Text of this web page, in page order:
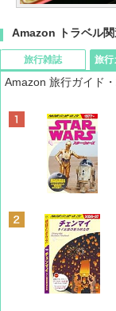
Amazon トラベル
旅行雑誌 旅行
Amazon 旅行ガイド